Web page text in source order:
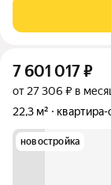
комплексы,
7 601 017₽
от 27 306 ₽ в
22,3 м²
квартира-
новостройка